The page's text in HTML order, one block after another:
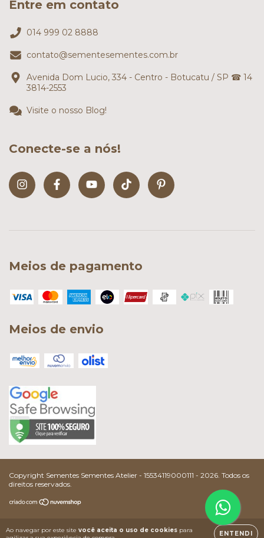
Ao navegar por este site você aceita o uso de cookies para
ENTENDI
Entre em contato
014 999 02 8888
contato@sementesementes.com.br
Avenida Dom Lucio, 334 - Centro - Botucatu / SP ☎ 14
3814-2553
Visite o nosso Blog!
Conecte-se a nós!
Meios de pagamento
Meios de envio
Copyright Sementes Sementes Atelier - 15534119000111 - 2026. Todos os
direitos reservados.